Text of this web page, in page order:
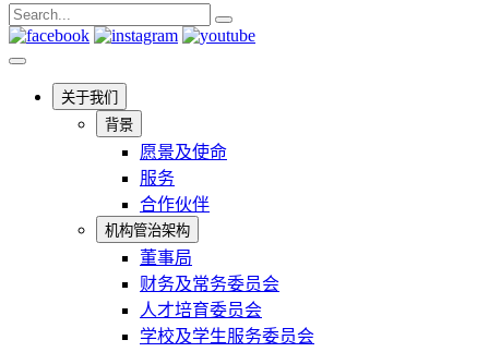
关于我们
背景
愿景及使命
服务
合作伙伴
机构管治架构
董事局
财务及常务委员会
人才培育委员会
学校及学生服务委员会